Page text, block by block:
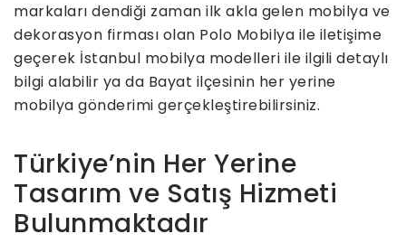
markaları dendiği zaman ilk akla gelen mobilya ve
dekorasyon firması olan Polo Mobilya ile iletişime
geçerek İstanbul mobilya modelleri ile ilgili detaylı
bilgi alabilir ya da Bayat ilçesinin her yerine
mobilya gönderimi gerçekleştirebilirsiniz.
Türkiye’nin Her Yerine
Tasarım ve Satış Hizmeti
Bulunmaktadır